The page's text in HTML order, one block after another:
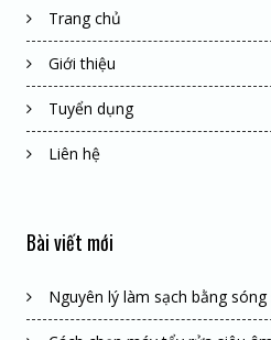
Trang chủ
Giới thiệu
Tuyển dụng
Liên hệ
Bài viết mới
Nguyên lý làm sạch bằng sóng